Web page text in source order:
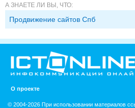
А ЗНАЕТЕ ЛИ ВЫ, ЧТО:
Продвижение сайтов Спб
О проекте
© 2004-2026 При использовании материалов